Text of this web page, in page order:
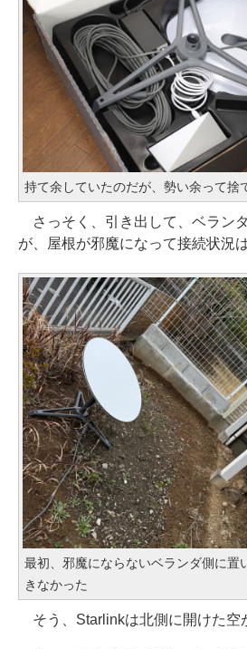
持て余していたのだが、勢い余って捨
さっそく、引き出して、ベラン
が、屋根が邪魔になって接続状況
最初、邪魔にならないベランダ側に置
きなかった
そう、Starlinkは北側に開けた空